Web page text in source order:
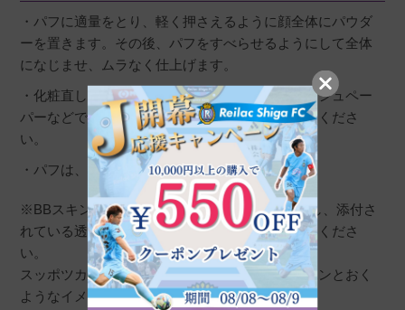
・パフに適量をとり、軽く押さえるように顔全体にパウダ
ーを置きます。その後、パフをすべらせるようにして全体
になじませ、ムラなく仕上げます。
・化粧直しに使う場合は、あぶらとり紙やティッシュペー
パーなどで、余分な皮脂をおさえたあとにお使いくださ
い。
・パフは、いつも清潔にしてお使いください。
※BBスキンケアベールは専用のケースにセットし、添付さ
れている透明フィルムは捨てずにセットしお使いくださ
い。
スッポツカバーは塗りのばさず、やさしくポンポンとおく
ようなイメージで。